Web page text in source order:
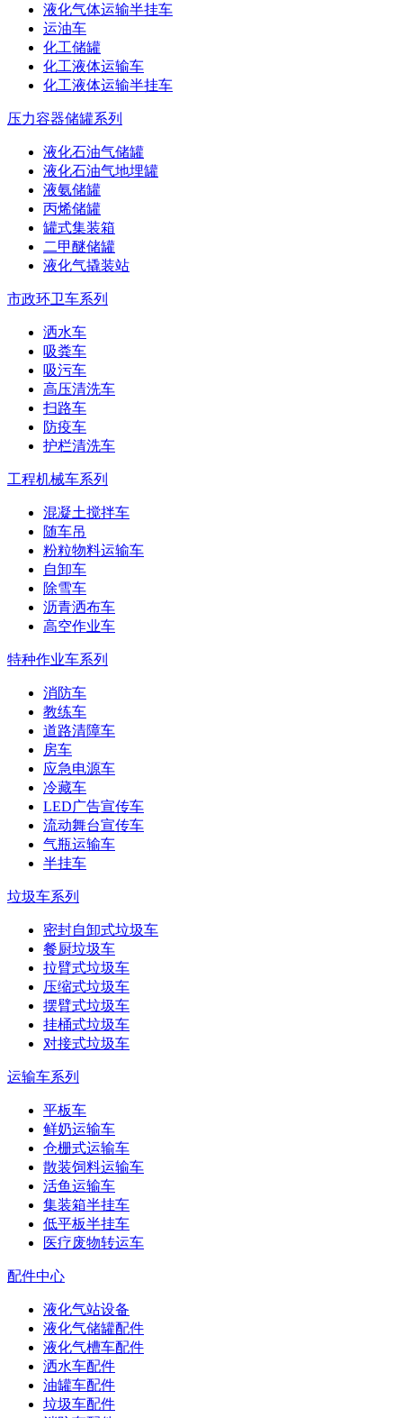
液化气体运输半挂车
运油车
化工储罐
化工液体运输车
化工液体运输半挂车
压力容器储罐系列
液化石油气储罐
液化石油气地埋罐
液氨储罐
丙烯储罐
罐式集装箱
二甲醚储罐
液化气撬装站
市政环卫车系列
洒水车
吸粪车
吸污车
高压清洗车
扫路车
防疫车
护栏清洗车
工程机械车系列
混凝土搅拌车
随车吊
粉粒物料运输车
自卸车
除雪车
沥青洒布车
高空作业车
特种作业车系列
消防车
教练车
道路清障车
房车
应急电源车
冷藏车
LED广告宣传车
流动舞台宣传车
气瓶运输车
半挂车
垃圾车系列
密封自卸式垃圾车
餐厨垃圾车
拉臂式垃圾车
压缩式垃圾车
摆臂式垃圾车
挂桶式垃圾车
对接式垃圾车
运输车系列
平板车
鲜奶运输车
仓栅式运输车
散装饲料运输车
活鱼运输车
集装箱半挂车
低平板半挂车
医疗废物转运车
配件中心
液化气站设备
液化气储罐配件
液化气槽车配件
洒水车配件
油罐车配件
垃圾车配件